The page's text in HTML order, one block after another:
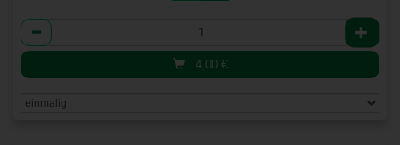
Anzahl
4,00 €